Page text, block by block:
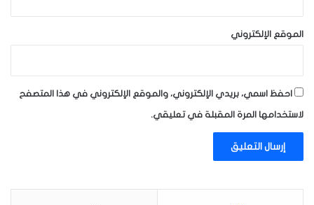
الموقع الإلكتروني
احفظ اسمي، بريدي الإلكتروني، والموقع الإلكتروني في هذا المتصفح
لاستخدامها المرة المقبلة في تعليقي.